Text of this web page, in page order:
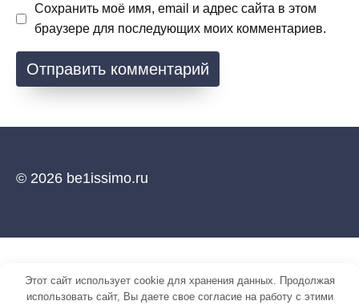
Сохранить моё имя, email и адрес сайта в этом
браузере для последующих моих комментариев.
© 2026 be1issimo.ru
Этот сайт использует cookie для хранения данных. Продолжая
использовать сайт, Вы даете свое согласие на работу с этими